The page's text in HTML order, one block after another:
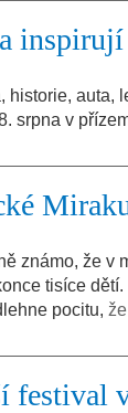
historie, auta,
srpna v
známo, že v
tisíce
pocitu,
festival